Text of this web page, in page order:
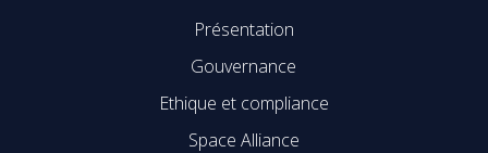
Présentation
Gouvernance
Ethique et compliance
Space Alliance